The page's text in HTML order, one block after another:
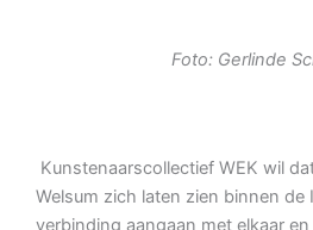
Foto: Gerlinde
Kunstenaarscollectief WEK wil
Welsum zich laten zien binnen de
verbinding aangaan met elkaar